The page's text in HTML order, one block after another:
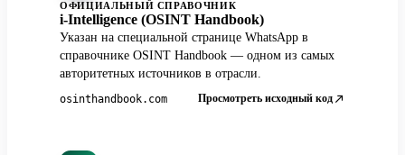
ОФИЦИАЛЬНЫЙ СПРАВОЧНИК
i-Intelligence (OSINT Handbook)
Указан на специальной странице WhatsApp в
справочнике OSINT Handbook — одном из самых
авторитетных источников в отрасли.
osinthandbook.com Просмотреть исходный код